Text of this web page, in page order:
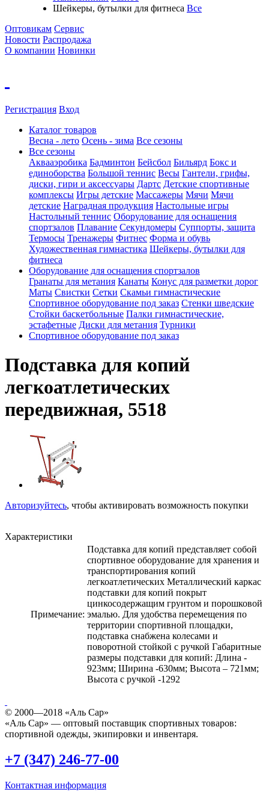
Шейкеры, бутылки для фитнеса Все
Оптовикам Сервис
Новости Распродажа
О компании Новинки
Регистрация Вход
Каталог товаров
Весна - лето Осень - зима Все сезоны
Все сезоны
Аквааэробика Бадминтон Бейсбол Бильярд Бокс и
единоборства Большой теннис Весы Гантели, грифы,
диски, гири и аксессуары Дартс Детские спортивные
комплексы Игры детские Массажеры Мячи Мячи
детские Наградная продукция Настольные игры
Настольный теннис Оборудование для оснащения
спортзалов Плавание Секундомеры Суппорты, защита
Термосы Тренажеры Фитнес Форма и обувь
Художественная гимнастика Шейкеры, бутылки для
фитнеса
Оборудование для оснащения спортзалов
Гранаты для метания Канаты Конус для разметки дорог
Маты Свистки Сетки Скамьи гимнастические
Спортивное оборудование под заказ Стенки шведские
Стойки баскетбольные Палки гимнастические,
эстафетные Диски для метания Турники
Спортивное оборудование под заказ
Подставка для копий
легкоатлетических
передвижная, 5518
Авторизуйтесь, чтобы активировать возможность покупки
Характеристики
Примечание:
Подставка для копий представляет собой
спортивное оборудование для хранения и
транспортирования копий
легкоатлетических Металлический каркас
подставки для копий покрыт
цинкосодержащим грунтом и порошковой
эмалью. Для удобства перемещения по
территории спортивной площадки,
подставка снабжена колесами и
поворотной стойкой с ручкой Габаритные
размеры подставки для копий: Длина -
923мм; Ширина -630мм; Высота – 721мм;
Высота с ручкой -1292
© 2000—2018 «Аль Сар»
«Аль Сар» — оптовый поставщик спортивных товаров:
спортивной одежды, экипировки и инвентаря.
+7 (347) 246-77-00
Контактная информация